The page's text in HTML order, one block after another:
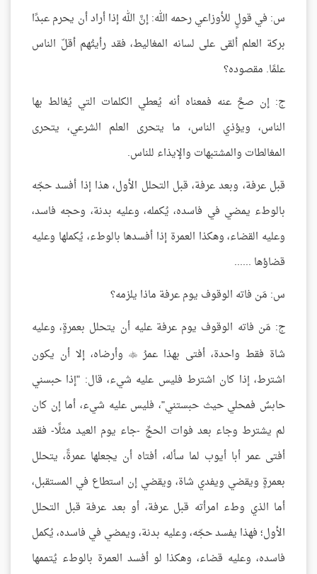
س: في قولٍ للأوزاعي رحمه الله: إنَّ الله إذا أراد أن يحرم عبدًا
بركة العلم ألقى على لسانه المغاليط، فقد رأيتُهم أقلّ الناس
علمًا. مقصوده؟
ج: إن صحَّ عنه فمعناه أنه يُعطي الكلمات التي يُغالط بها
الناس، ويؤذي الناس، ما يتحرى العلم الشرعي، يتحرى
المغالطات والمشتبهات والإيذاء للناس.
قبل عرفة، وبعد عرفة، قبل التحلل الأول، هذا إذا أفسد حجّه
بالوطء يمضي في فاسده، يُكمله، وعليه بدنة، وحجه فاسد،
وعليه القضاء، وهكذا العمرة إذا أفسدها بالوطء، يُكملها وعليه
قضاؤها ......
س: مَن فاته الوقوف يوم عرفة ماذا يلزمه؟
ج: مَن فاته الوقوف يوم عرفة عليه أن يتحلل بعمرةٍ، وعليه
شاة فقط واحدة، أفتى بهذا عمرُ  وأرضاه، إلا أن يكون
اشترط، إذا كان اشترط فليس عليه شيء، قال: "إذا حبسني
حابسٌ فمحلي حيث حبستني"، فليس عليه شيء، أما إن كان
لم يشترط وجاء بعد فوات الحجِّ -جاء يوم العيد مثلًا- فقد
أفتى عمر أبا أيوب لما سأله، أفتاه أن يجعلها عمرةً، يتحلل
بعمرةٍ ويقضي ويفدي شاة، ويقضي إن استطاع في المستقبل،
أما الذي وطء امرأته قبل عرفة، أو بعد عرفة قبل التحلل
الأول؛ فهذا يفسد حجّه، وعليه بدنة، ويمضي في فاسده، يُكمل
فاسده، وعليه قضاء، وهكذا لو أفسد العمرة بالوطء يُتممها